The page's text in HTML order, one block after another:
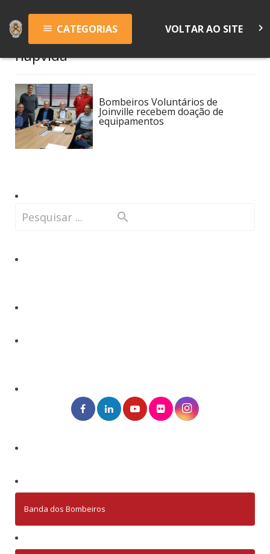
menu CATEGORIAS VOLTAR AO SITE keyboard_arrow_right
hapvida
Bombeiros Voluntários de
Joinville recebem doação de
equipamentos
Banda dos Bombeiros